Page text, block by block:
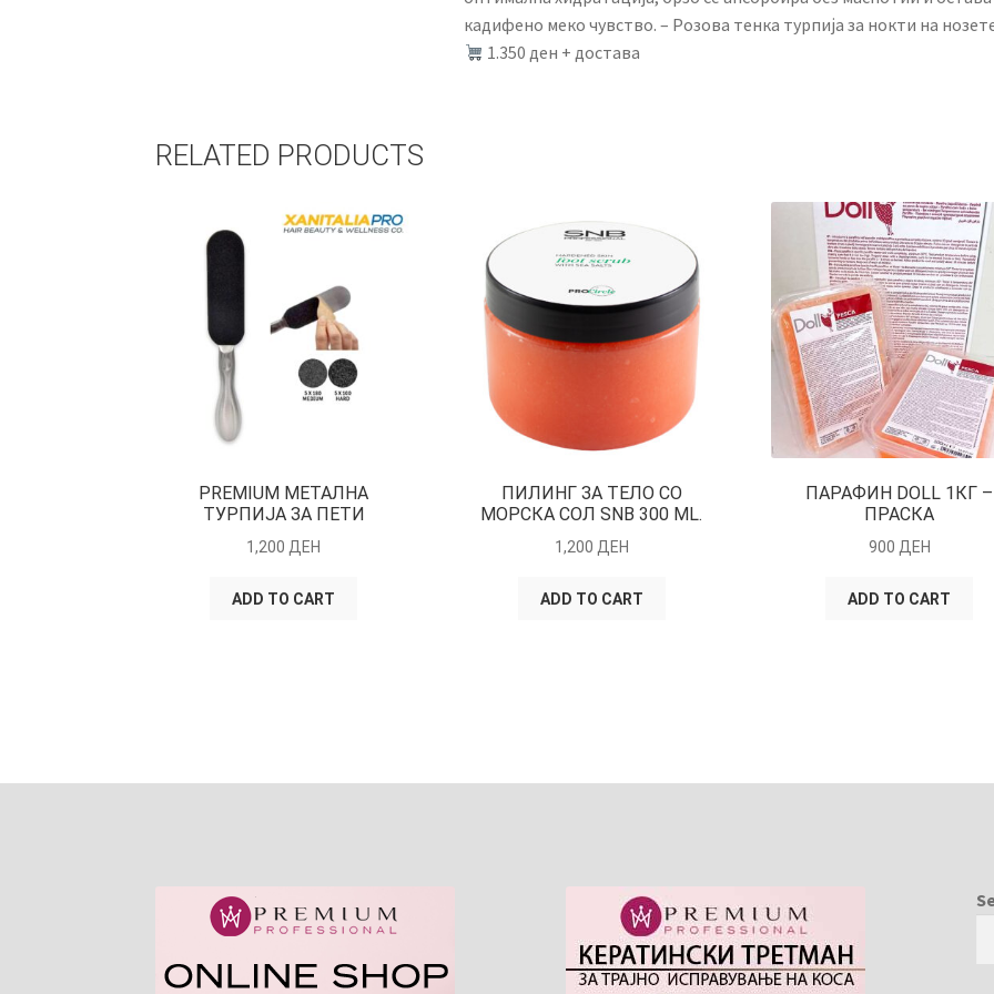
кадифено меко чувство. – Розова тенка турпија за нокти на
1.350 ден + достава
RELATED PRODUCTS
PREMIUM МЕТАЛНА
ТУРПИЈА ЗА ПЕТИ
1,200 ДЕН
ADD TO CART
ПИЛИНГ ЗА ТЕЛО СО
МОРСКА СОЛ SNB 300 ML.
1,200 ДЕН
ADD TO CART
ПАРАФИН DOLL 1КГ –
ПРАСКА
900 ДЕН
ADD TO CART